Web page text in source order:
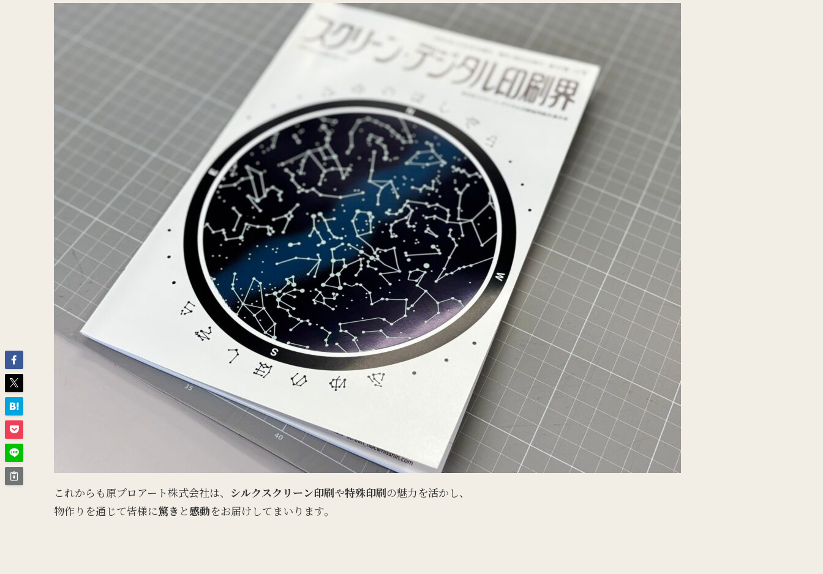
これからも原プロアート株式会社は、 シルクスクリーン印刷や特殊印刷の魅力を活かし、
物作りを通じて皆様に驚き と感動をお届けしてまいります。